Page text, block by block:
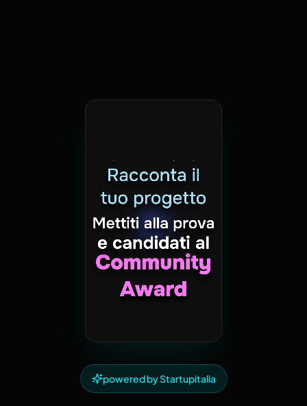
powered by Startupitalia